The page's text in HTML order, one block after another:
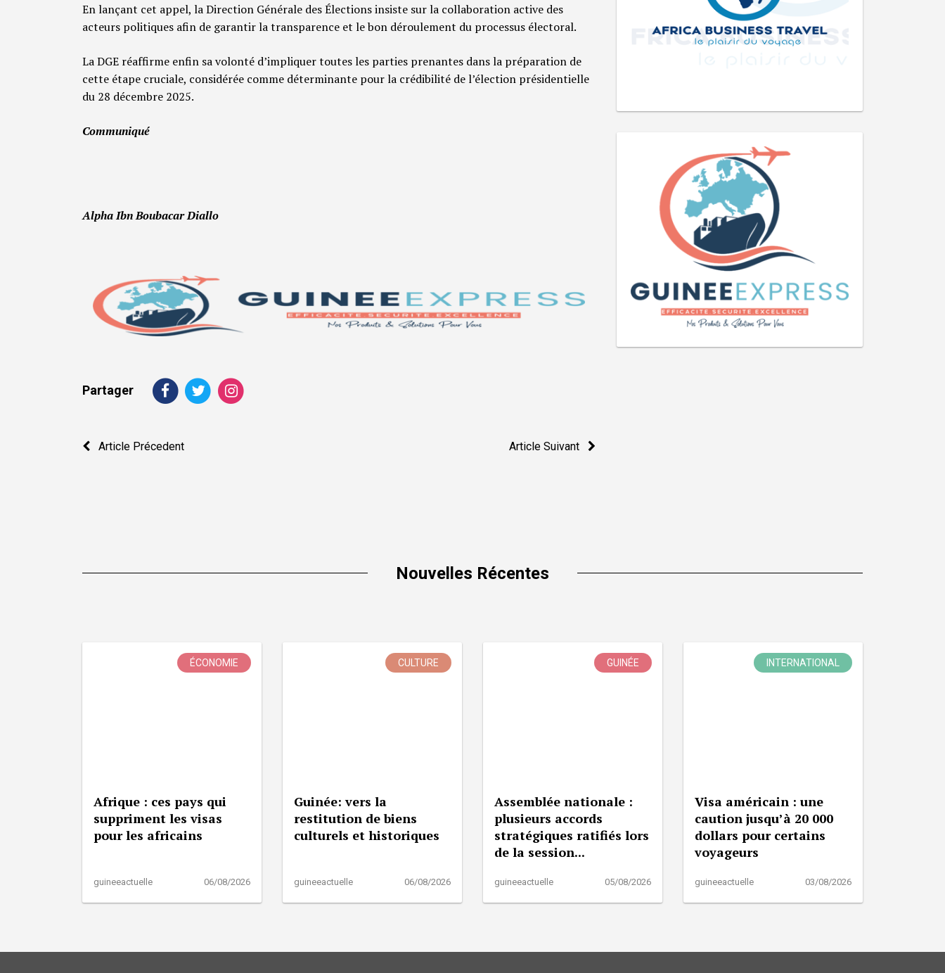
En lançant cet appel, la Direction Générale des Élections insiste sur la collaboration active des
acteurs politiques afin de garantir la transparence et le bon déroulement du processus électoral.
La DGE réaffirme enfin sa volonté d’impliquer toutes les parties prenantes dans la préparation de
cette étape cruciale, considérée comme déterminante pour la crédibilité de l’élection présidentielle
du 28 décembre 2025.
Communiqué
Alpha Ibn Boubacar Diallo
Partager
Navigation
Article Précedent Article Suivant
Nouvelles Récentes
ÉCONOMIE
Afrique : ces pays qui
suppriment les visas
pour les africains
guineeactuelle 06/08/2026
CULTURE
Guinée: vers la
restitution de biens
culturels et historiques
guineeactuelle 06/08/2026
GUINÉE
Assemblée nationale :
plusieurs accords
stratégiques ratifiés lors
de la session...
guineeactuelle 05/08/2026
INTERNATIONAL
Visa américain : une
caution jusqu’à 20 000
dollars pour certains
voyageurs
guineeactuelle 03/08/2026